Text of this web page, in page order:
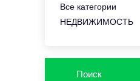
Все категории
НЕДВИЖИМОСТЬ
Поиск